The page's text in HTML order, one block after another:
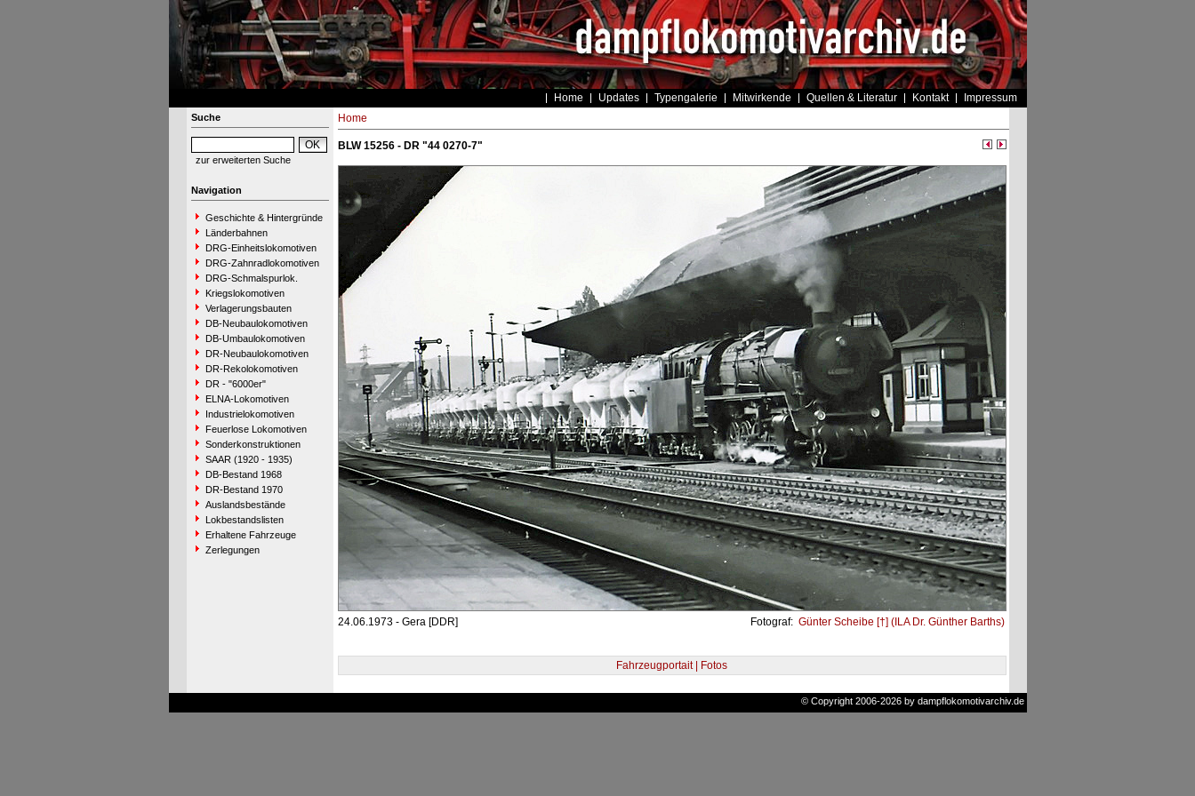
Home Updates Typengalerie Mitwirkende Quellen & Literatur Kontakt Impressum
Suche
zur erweiterten Suche
Navigation
Geschichte & Hintergründe
Länderbahnen
DRG-Einheitslokomotiven
DRG-Zahnradlokomotiven
DRG-Schmalspurlok.
Kriegslokomotiven
Verlagerungsbauten
DB-Neubaulokomotiven
DB-Umbaulokomotiven
DR-Neubaulokomotiven
DR-Rekolokomotiven
DR - "6000er"
ELNA-Lokomotiven
Industrielokomotiven
Feuerlose Lokomotiven
Sonderkonstruktionen
SAAR (1920 - 1935)
DB-Bestand 1968
DR-Bestand 1970
Auslandsbestände
Lokbestandslisten
Erhaltene Fahrzeuge
Zerlegungen
Home
BLW 15256 - DR "44 0270-7"
24.06.1973 - Gera [DDR] Fotograf: Günter Scheibe [†] (ILA Dr. Günther Barths)
Fahrzeugportait | Fotos
© Copyright 2006-2026 by dampflokomotivarchiv.de